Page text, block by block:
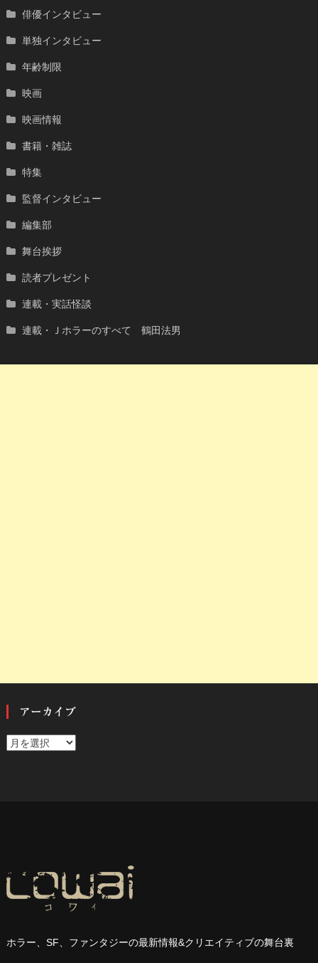
俳優インタビュー
単独インタビュー
年齢制限
映画
映画情報
書籍・雑誌
特集
監督インタビュー
編集部
舞台挨拶
読者プレゼント
連載・実話怪談
連載・Ｊホラーのすべて 鶴田法男
アーカイブ
ア
ホラー、SF 、ファンタジーの最新情報&クリエイティブの舞台裏